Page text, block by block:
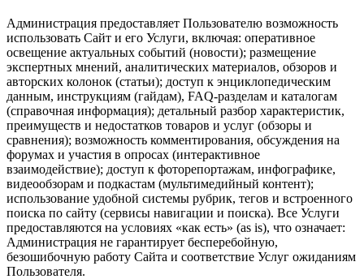
Администрация предоставляет Пользователю возможность
использовать Сайт и его Услуги, включая: оперативное
освещение актуальных событий (новости); размещение
экспертных мнений, аналитических материалов, обзоров и
авторских колонок (статьи); доступ к энциклопедическим
данным, инструкциям (гайдам), FAQ-разделам и каталогам
(справочная информация); детальный разбор характеристик,
преимуществ и недостатков товаров и услуг (обзоры и
сравнения); возможность комментирования, обсуждения на
форумах и участия в опросах (интерактивное
взаимодействие); доступ к фоторепортажам, инфографике,
видеообзорам и подкастам (мультимедийный контент);
использование удобной системы рубрик, тегов и встроенного
поиска по сайту (сервисы навигации и поиска). Все Услуги
предоставляются на условиях «как есть» (as is), что означает:
Администрация не гарантирует бесперебойную,
безошибочную работу Сайта и соответствие Услуг ожиданиям
Пользователя.